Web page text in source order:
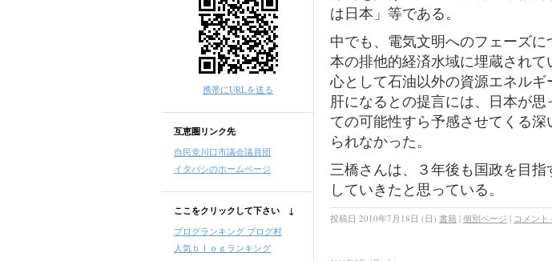
携帯にURLを送る
互恵圏リンク先
自民党川口市議会議員団
イタバシのホームページ
ここをクリックして下さい ↓
ブログランキング ブログ村
人気ｂｌｏｇランキング
は日本」等である。
中でも、電気文明へのフェーズ
本の排他的経済水域に埋蔵され
心として石油以外の資源エネル
肝になるとの提言には、日本が
ての可能性すら予感させてくる
られなかった。
三橋さんは、３年後も国政を目
していきたと思っている。
投稿日 2010年7月18日 (日) 書籍 | 個別ページ | コメント